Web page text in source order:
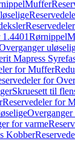
Muffer
Rørnippel
Mapress
for Muffer
for
Skruesett til
Reservedeler for
Overganger
for varme
Kobber